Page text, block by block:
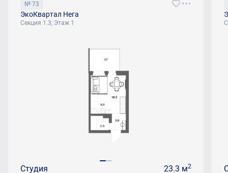
№ 73
ЭкоКвартал Нега
Секция 1.3, Этаж 1
Студия 23.3 м2